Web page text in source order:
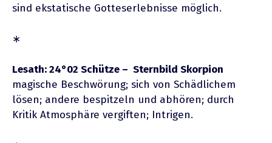
sind ekstatische Gotteserlebnisse möglich.
∗
Lesath: 24°02 Schütze – Sternbild Skorpion
magische Beschwörung; sich von Schädlichem
lösen; andere bespitzeln und abhören; durch
Kritik Atmosphäre vergiften; Intrigen.